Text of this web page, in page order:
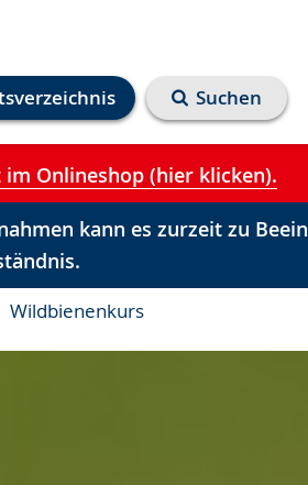
Suchen
im Onlineshop (hier klicken).
kann es zurzeit zu
Wildbienenkurs